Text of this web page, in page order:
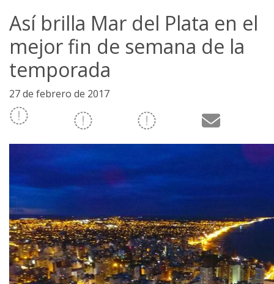
Así brilla Mar del Plata en el
mejor fin de semana de la
temporada
27 de febrero de 2017